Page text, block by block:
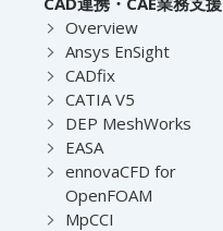
Overview
Ansys EnSight
CADfix
CATIA V5
DEP MeshWorks
EASA
ennovaCFD for
OpenFOAM
MpCCI